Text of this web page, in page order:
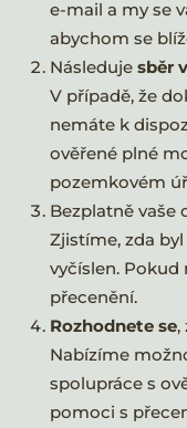
e-mail a my se
abychom se
Následuje sběr
V případě, že
nemáte k
ověřené plné
pozemkovém
Bezplatně vaše
Zjistíme, zda
vyčíslen. Pokud
přecenění.
Rozhodnete se,
Nabízíme
spolupráce s
pomoci s